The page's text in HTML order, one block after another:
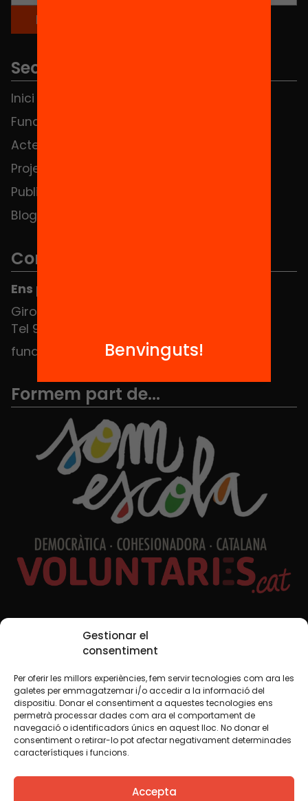
Gestionar el
consentiment
Per oferir les millors experiències, fem servir tecnologies com ara les
galetes per emmagatzemar i/o accedir a la informació del
dispositiu. Donar el consentiment a aquestes tecnologies ens
permetrà processar dades com ara el comportament de
navegació o identificadors únics en aquest lloc. No donar el
consentiment o retirar-lo pot afectar negativament determinades
característiques i funcions.
Accepta
Seccions
Inici
Fundació
Actes
Projectes
Publicacions i vídeos
Blog
Contacte
Ens pots trobar al Hub Social
Girona 34, interior 08010 Barcelona
Tel 934 588 700
fundacio@equitat.org
Formem part de...
Xarxes Socials
TWT YTB IG FB IN
Avís legalPolítica de cookies
Creiem que el coneixement s’ha de compartir. Per això
fem servir una llicència Creative Commons, llevat que en
Benvinguts!